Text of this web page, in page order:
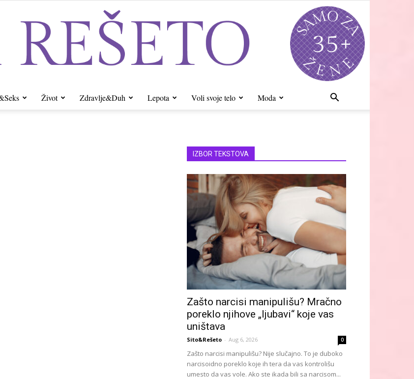
Život Zdravlje&Duh Lepota Voli svoje telo Moda
IZBOR TEKSTOVA
Zašto narcisi manipulišu? Mračno
poreklo njihove „ljubavi“ koje vas
uništava
Sito&Rešeto - Aug 6, 2026 0
Zašto narcisi manipulišu? Nije slučajno. To je duboko
narcisoidno poreklo koje ih tera da vas kontrolišu
umesto da vas vole. Ako ste ikada bili sa narcisom...